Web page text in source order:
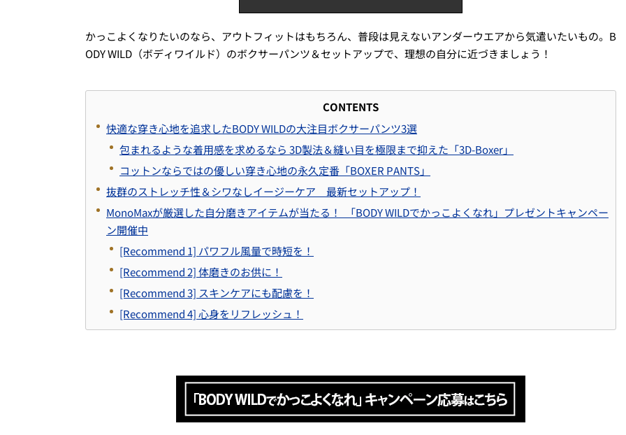
かっこよくなりたいのなら、アウトフィットはもちろん、普段は見えないアンダーウエアから気遣いたいもの。B
ODY WILD（ボディワイルド）のボクサーパンツ＆セットアップで、理想の自分に近づきましょう！
CONTENTS
快適な穿き心地を追求したBODY WILDの大注目ボクサーパンツ3選
包まれるような着用感を求めるなら 3D製法＆縫い目を極限まで抑えた「3D-Boxer」
コットンならではの優しい穿き心地の永久定番「BOXER PANTS」
抜群のストレッチ性＆シワなしイージーケア 最新セットアップ！
MonoMaxが厳選した自分磨きアイテムが当たる！ 「BODY WILDでかっこよくなれ」プレゼントキャンペー
ン開催中
[Recommend 1] パワフル風量で時短を！
[Recommend 2] 体磨きのお供に！
[Recommend 3] スキンケアにも配慮を！
[Recommend 4] 心身をリフレッシュ！